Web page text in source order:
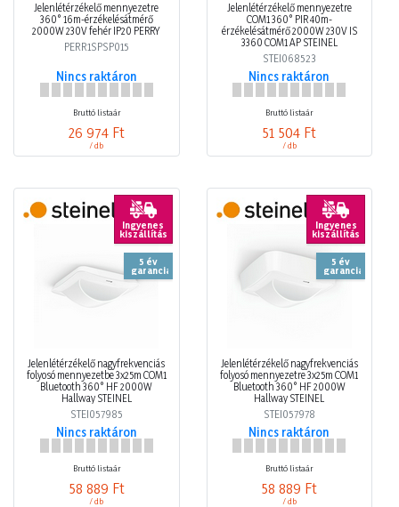
Jelenlétérzékelő mennyezetre
360° 16m-érzékelésátmérő
2000W 230V fehér IP20 PERRY
PERR1SPSP015
Nincs raktáron
Bruttó listaár
26 974 Ft
/ db
Jelenlétérzékelő mennyezetre
COM1 360° PIR 40m-
érzékelésátmérő 2000W 230V IS
3360 COM1 AP STEINEL
STEI068523
Nincs raktáron
Bruttó listaár
51 504 Ft
/ db
Ingyenes
kiszállítás
5 év
garancia
Jelenlétérzékelő nagyfrekvenciás
folyosó mennyezetbe 3x25m COM1
Bluetooth 360° HF 2000W
Hallway STEINEL
STEI057985
Nincs raktáron
Bruttó listaár
58 889 Ft
/ db
Ingyenes
kiszállítás
5 év
garancia
Jelenlétérzékelő nagyfrekvenciás
folyosó mennyezetre 3x25m COM1
Bluetooth 360° HF 2000W
Hallway STEINEL
STEI057978
Nincs raktáron
Bruttó listaár
58 889 Ft
/ db